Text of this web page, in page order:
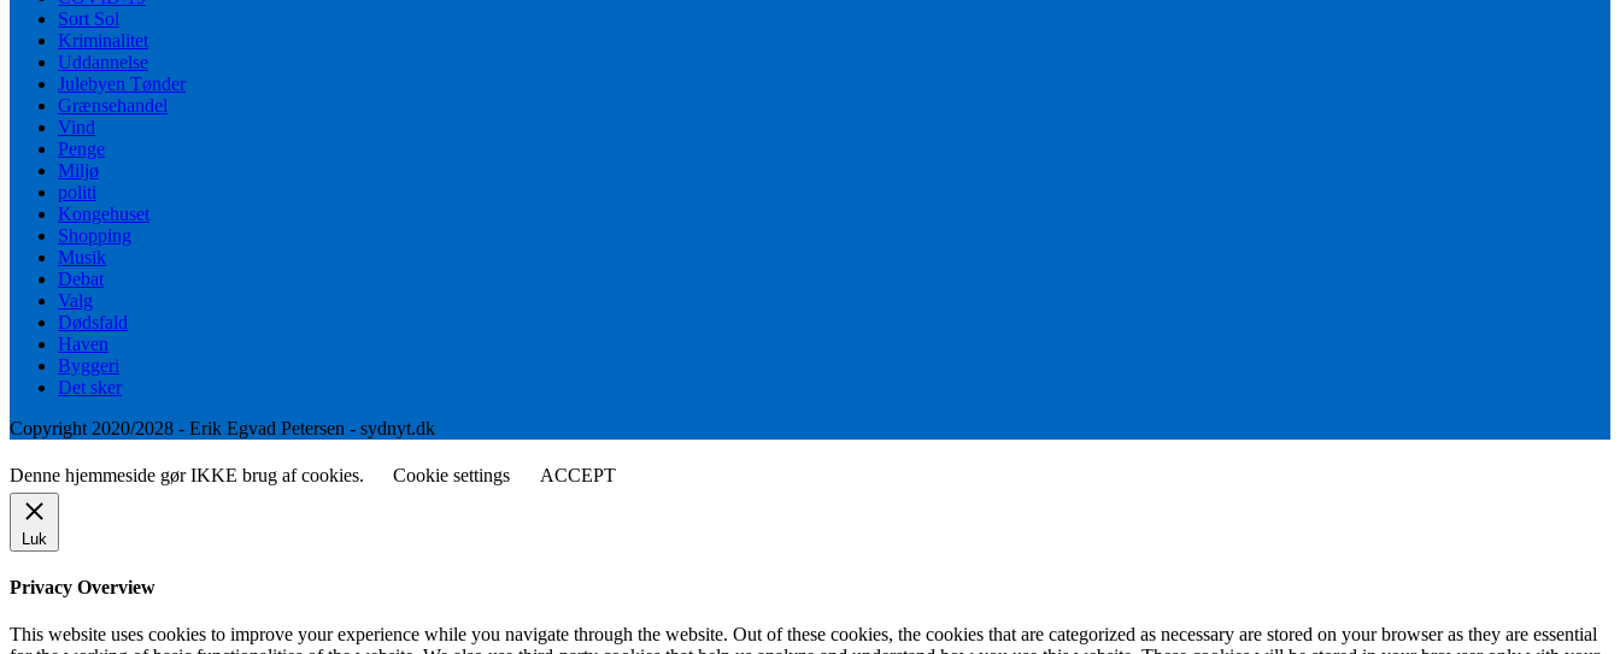
Sort Sol
Kriminalitet
Uddannelse
Julebyen Tønder
Grænsehandel
Vind
Penge
Miljø
politi
Kongehuset
Shopping
Musik
Debat
Valg
Dødsfald
Haven
Byggeri
Det sker
Copyright 2020/2028 - Erik Egvad Petersen - sydnyt.dk
Denne hjemmeside gør IKKE brug af cookies. Cookie settings ACCEPT
Luk
Privacy Overview
This website uses cookies to improve your experience while you navigate through the website. Out of these cookies, the cookies that are categorized as necessary are stored on your browser as they are essential